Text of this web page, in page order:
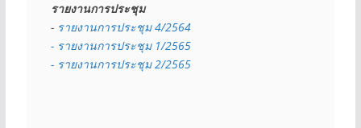
รายงานการประชุม
- รายงานการประชุม 4/2564
- รายงานการประชุม 1/2565
- รายงานการประชุม 2/2565